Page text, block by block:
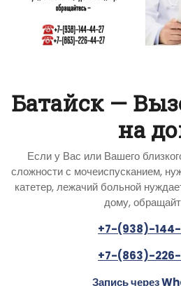
Батайск —
на
Если у Вас или Вашего
сложности с мочеиспусканием,
катетер, лежачий больной
дому,
+7-(938)-
+7-(863)-
Запись через